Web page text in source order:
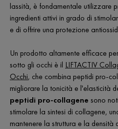
lassità, è fondamentale utilizzare
ingredienti attivi in grado di
e di offrire una protezione
Un prodotto altamente efficace
sotto gli occhi è il LIFTACTIV
Occhi, che combina peptidi pro-
migliorare la tonicità e l'elasticità
peptidi pro-collagene sono
stimolare la sintesi di collagene,
mantenere la struttura e la densità